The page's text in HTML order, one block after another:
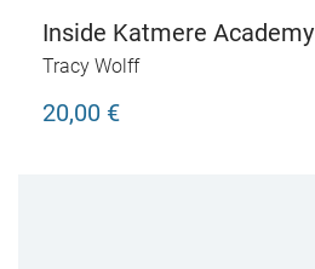
Inside Katmere Academy
Tracy Wolff
20,00 €